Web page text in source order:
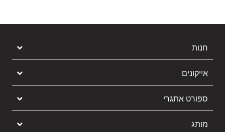
חנות
אייקונים
ספורט אתגרי
מותג